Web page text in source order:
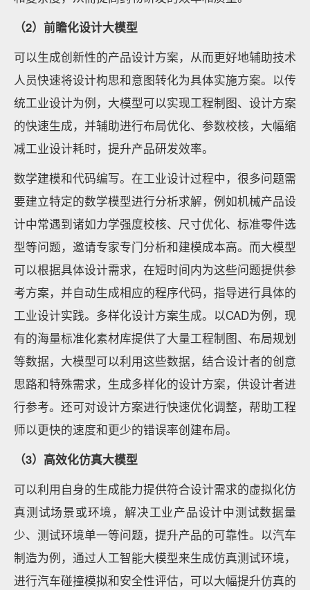
（2）前瞻化设计大模型
可以生成创新性的产品设计方案，从而更好地辅助技术
人员快速将设计构思和意图转化为具体实施方案。以传
统工业设计为例，大模型可以实现工程制图、设计方案
的快速生成，并辅助进行布局优化、参数校核，大幅缩
减工业设计耗时，提升产品研发效率。
数学建模和代码编写。在工业设计过程中，很多问题需
要建立特定的数学模型进行分析求解，例如机械产品设
计中常遇到诸如力学强度校核、尺寸优化、标准零件选
型等问题，邀请专家专门分析和建模成本高。而大模型
可以根据具体设计需求，在短时间内为这些问题提供参
考方案，并自动生成相应的程序代码，指导进行具体的
工业设计实践。多样化设计方案生成。以CAD为例，现
有的海量标准化素材库提供了大量工程制图、布局规划
等数据，大模型可以利用这些数据，结合设计者的创意
思路和特殊需求，生成多样化的设计方案，供设计者进
行参考。还可对设计方案进行快速优化调整，帮助工程
师以更快的速度和更少的错误率创建布局。
（3）高效化仿真大模型
可以利用自身的生成能力提供符合设计需求的虚拟化仿
真测试场景或环境，解决工业产品设计中测试数据量
少、测试环境单一等问题，提升产品的可靠性。以汽车
制造为例，通过人工智能大模型来生成仿真测试环境，
进行汽车碰撞模拟和安全性评估，可以大幅提升仿真的